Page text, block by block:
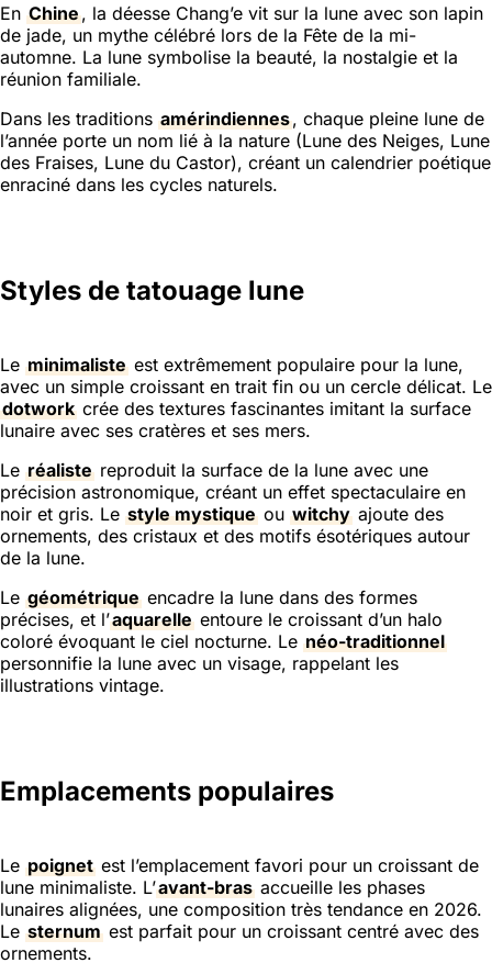
En Chine, la déesse Chang’e vit sur la lune avec son lapin
de jade, un mythe célébré lors de la Fête de la mi-
automne. La lune symbolise la beauté, la nostalgie et la
réunion familiale.
Dans les traditions amérindiennes, chaque pleine lune de
l’année porte un nom lié à la nature (Lune des Neiges, Lune
des Fraises, Lune du Castor), créant un calendrier poétique
enraciné dans les cycles naturels.
Styles de tatouage lune
Le minimaliste est extrêmement populaire pour la lune,
avec un simple croissant en trait fin ou un cercle délicat. Le
dotwork crée des textures fascinantes imitant la surface
lunaire avec ses cratères et ses mers.
Le réaliste reproduit la surface de la lune avec une
précision astronomique, créant un effet spectaculaire en
noir et gris. Le style mystique ou witchy ajoute des
ornements, des cristaux et des motifs ésotériques autour
de la lune.
Le géométrique encadre la lune dans des formes
précises, et l’aquarelle entoure le croissant d’un halo
coloré évoquant le ciel nocturne. Le néo-traditionnel
personnifie la lune avec un visage, rappelant les
illustrations vintage.
Emplacements populaires
Le poignet est l’emplacement favori pour un croissant de
lune minimaliste. L’avant-bras accueille les phases
lunaires alignées, une composition très tendance en 2026.
Le sternum est parfait pour un croissant centré avec des
ornements.